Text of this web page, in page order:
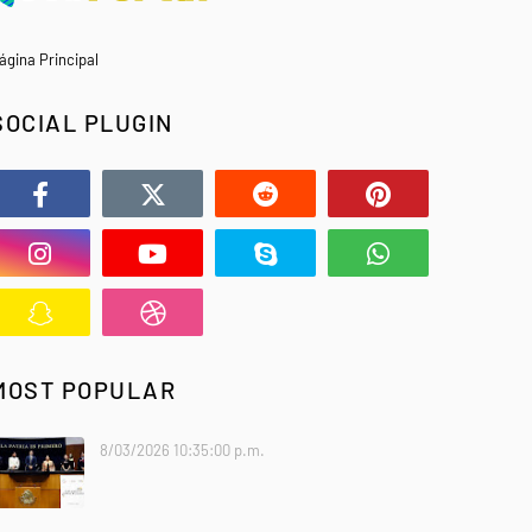
Principal
PLUGIN
POPULAR
8/03/2026 10:35:00 p.m.